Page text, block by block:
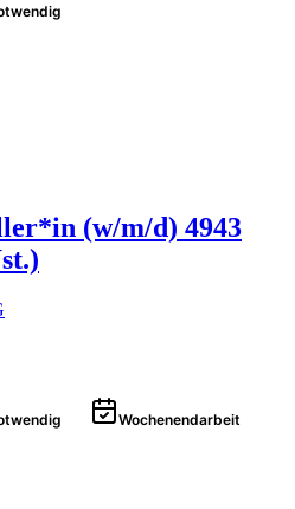
(w/m/d) 4943
Wochenendarbeit